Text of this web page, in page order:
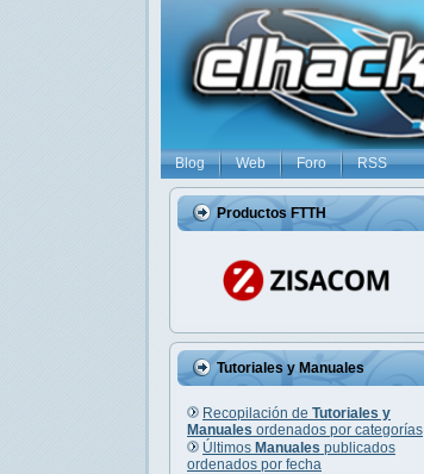
Blog Web Foro RSS
Productos FTTH
Tutoriales y Manuales
Recopilación de Tutoriales y
Manuales ordenados por categorías
Últimos Manuales publicados
ordenados por fecha